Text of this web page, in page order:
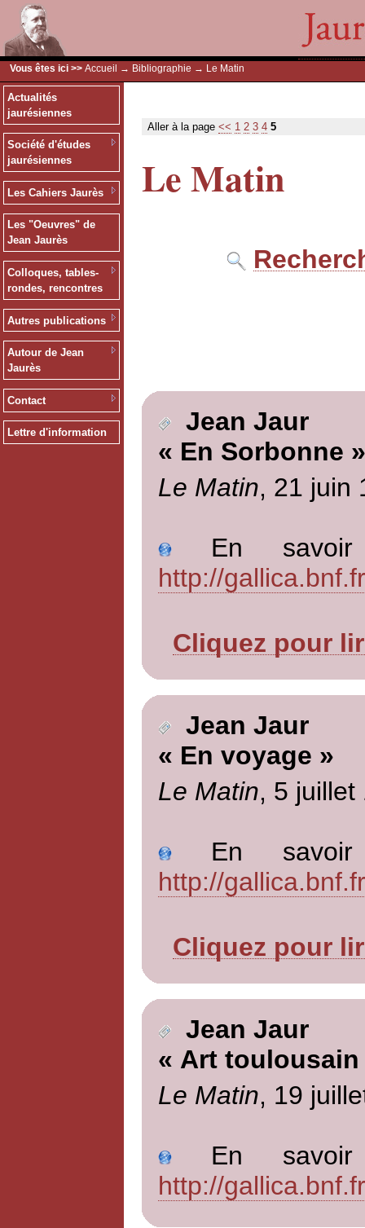
Vous êtes ici >> Accueil → Bibliographie → Le Matin
Actualités
jaurésiennes
Société d'études
jaurésiennes
Les Cahiers Jaurès
Les "Oeuvres" de
Jean Jaurès
Colloques, tables-
rondes, rencontres
Autres publications
Autour de Jean
Jaurès
Contact
Lettre d'information
Aller à la page << 1 2 3 4 5
Le Matin
Jean Jaur
« En Sorbonne »
Le Matin, 21 juin
En savoir
http://
Cliquez pour
Jean Jaur
« En voyage »
Le Matin, 5 juillet
En savoir
http://
Cliquez pour
Jean Jaur
« Art toulousain
Le Matin, 19
En savoir
http://